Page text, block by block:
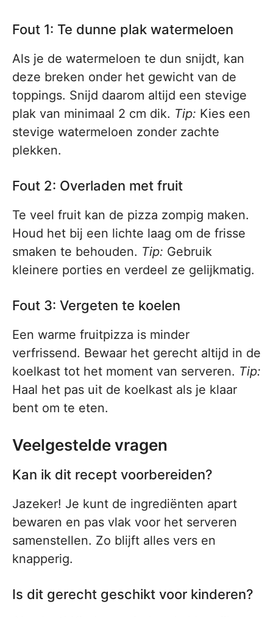
Fout 1: Te dunne plak watermeloen
Als je de watermeloen te dun snijdt, kan
deze breken onder het gewicht van de
toppings. Snijd daarom altijd een stevige
plak van minimaal 2 cm dik. Tip: Kies een
stevige watermeloen zonder zachte
plekken.
Fout 2: Overladen met fruit
Te veel fruit kan de pizza zompig maken.
Houd het bij een lichte laag om de frisse
smaken te behouden. Tip: Gebruik
kleinere porties en verdeel ze gelijkmatig.
Fout 3: Vergeten te koelen
Een warme fruitpizza is minder
verfrissend. Bewaar het gerecht altijd in de
koelkast tot het moment van serveren. Tip:
Haal het pas uit de koelkast als je klaar
bent om te eten.
Veelgestelde vragen
Kan ik dit recept voorbereiden?
Jazeker! Je kunt de ingrediënten apart
bewaren en pas vlak voor het serveren
samenstellen. Zo blijft alles vers en
knapperig.
Is dit gerecht geschikt voor kinderen?